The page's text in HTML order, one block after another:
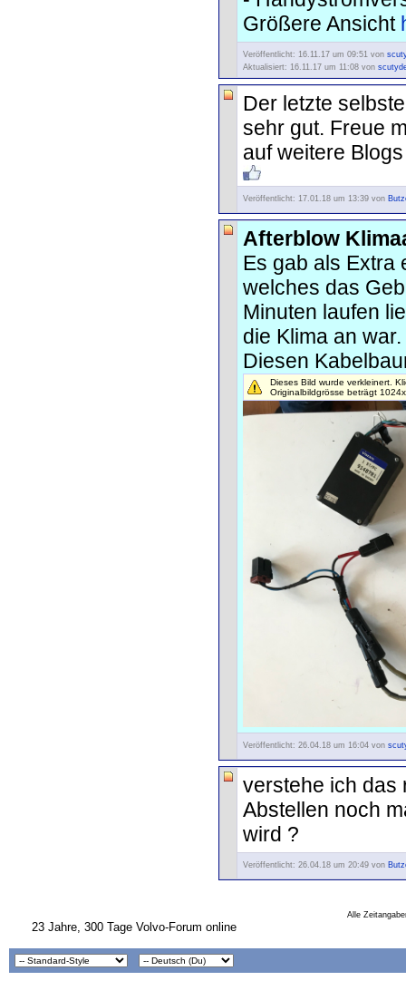
Größere Ansicht
Veröffentlicht: 16.11.17 um 09:51 von
Aktualisiert: 16.11.17 um 11:08 von
Der letzte
sehr gut. Freue
auf weitere Blogs
Veröffentlicht: 17.01.18 um 13:39 von
Afterblow
Es gab als Extra
welches das
Minuten laufen
die Klima an war.
Diesen
Dieses Bild wurde verkleinert.
Originalbildgrösse beträgt
Veröffentlicht: 26.04.18 um 16:04 von
verstehe ich das
Abstellen noch
wird ?
Veröffentlicht: 26.04.18 um 20:49 von
Alle
23 Jahre, 300 Tage Volvo-Forum online